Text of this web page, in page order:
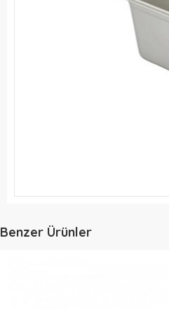
Benzer Ürünler